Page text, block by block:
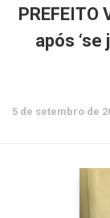
PREFEITO
após ‘se
5 de setembro de